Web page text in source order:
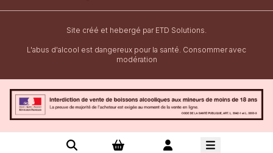
Site créé et hebergé parl'agence de création de site
ETD Solutions.
L'abus d'alcool est dangereux pour la santé. Consommer avec
modération